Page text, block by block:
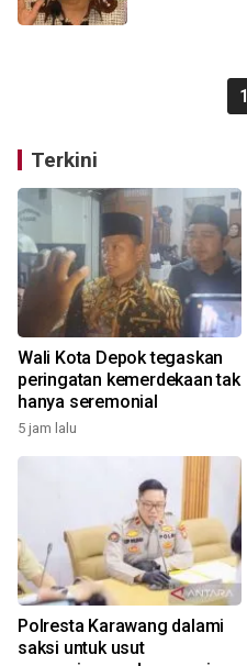
1
Terkini
Wali Kota Depok tegaskan
peringatan kemerdekaan tak
hanya seremonial
5 jam lalu
Polresta Karawang dalami
saksi untuk usut